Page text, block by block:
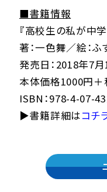
■書籍情報
『高校生の私が中学
著：一色舞／絵：ふ
発売日：2018年7月
本体価格1000円＋
ISBN：978-4-07-
▶書籍詳細はコチ